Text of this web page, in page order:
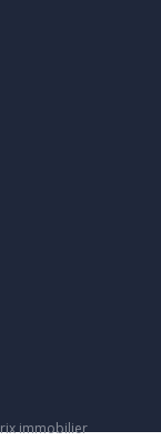
immobilier